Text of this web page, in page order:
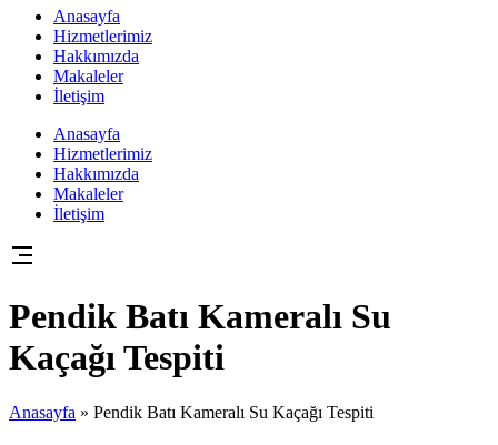
Anasayfa
Hizmetlerimiz
Hakkımızda
Makaleler
İletişim
Anasayfa
Hizmetlerimiz
Hakkımızda
Makaleler
İletişim
Pendik Batı Kameralı Su
Kaçağı Tespiti
Anasayfa » Pendik Batı Kameralı Su Kaçağı Tespiti